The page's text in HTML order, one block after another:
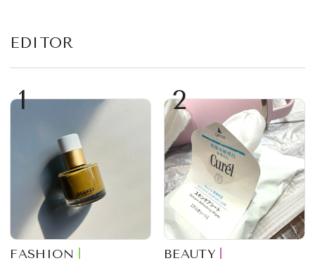
EDITOR
1
FASHION
2
BEAUTY